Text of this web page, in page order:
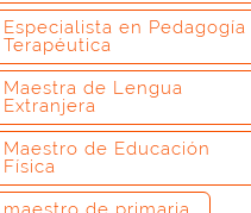
Especialista en Pedagogía
Terapéutica
Maestra de Lengua
Extranjera
Maestro de Educación
Física